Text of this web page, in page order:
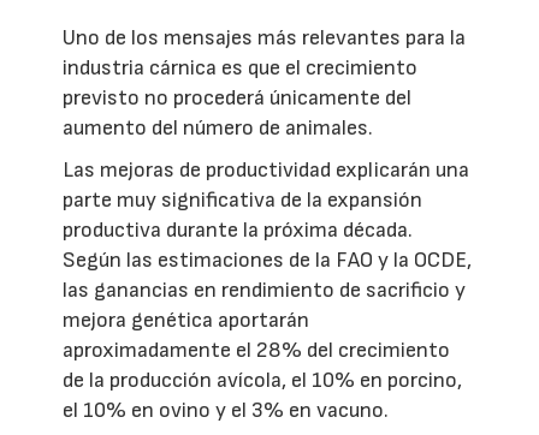
Uno de los mensajes más relevantes para la
industria cárnica es que el crecimiento
previsto no procederá únicamente del
aumento del número de animales.
Las mejoras de productividad explicarán una
parte muy significativa de la expansión
productiva durante la próxima década.
Según las estimaciones de la FAO y la OCDE,
las ganancias en rendimiento de sacrificio y
mejora genética aportarán
aproximadamente el 28% del crecimiento
de la producción avícola, el 10% en porcino,
el 10% en ovino y el 3% en vacuno.